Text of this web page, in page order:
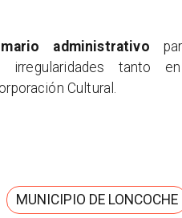
administrativo
irregularidades tanto
Cultural.
MUNICIPIO DE LONCOCHE